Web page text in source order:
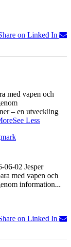
on Linked In
med vapen och
– en utveckling
See Less
02 Jesper
med vapen och
information...
on Linked In